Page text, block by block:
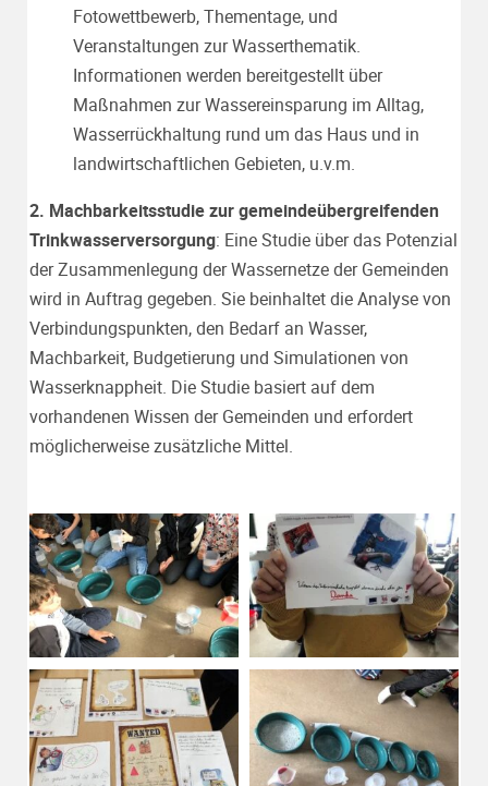
Fotowettbewerb, Thementage, und
Veranstaltungen zur Wasserthematik.
Informationen werden bereitgestellt über
Maßnahmen zur Wassereinsparung im Alltag,
Wasserrückhaltung rund um das Haus und in
landwirtschaftlichen Gebieten, u.v.m.
2. Machbarkeitsstudie zur gemeindeübergreifenden
Trinkwasserversorgung: Eine Studie über das Potenzial
der Zusammenlegung der Wassernetze der Gemeinden
wird in Auftrag gegeben. Sie beinhaltet die Analyse von
Verbindungspunkten, den Bedarf an Wasser,
Machbarkeit, Budgetierung und Simulationen von
Wasserknappheit. Die Studie basiert auf dem
vorhandenen Wissen der Gemeinden und erfordert
möglicherweise zusätzliche Mittel.